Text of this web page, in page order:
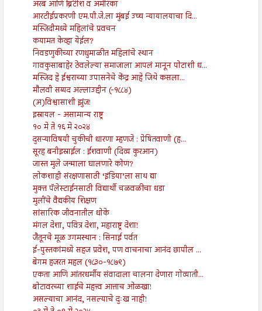
अरब आणि ब्रिटीश व अमेरिका
आरटीईप्रकरणी एम.पी.जे.ला मुंबई उच्च न्यायालयाचा दि...
मस्जिदीमध्ये महिलांचे प्रवचन
कयामत केव्हा येईल?
निवडणुकीच्या रणधुमाळीत महिलांचे स्थान
गावकुसाबाहेर ठेवलेल्या समाजाला आपलं मानून पोटाशी ध...
मस्जिद हे ईश्वराच्या उपासनेचे केंद्र आहे जिथे कसला...
मौलवी सय्यद अल्लाउद्दीन (-१८८४)
(अ)विश्वासाशी झुंज!
इस्रायल - असामान्य राष्ट्र
१० मे ते १६ मे २०२४
दुसऱ्याविषयी चुकीची धारणा म्हणजे : प्रेषितवाणी (ह...
सूरह बनीइस्राईल : ईशवाणी (दिव्य कुरआन)
जास्त मुले जन्माला घालणारे कोण?
लोकशाही संरक्षणासाठी ‘इंडिया’ला साथ द्या
मुक्त पॅलेस्टाईनसाठी विद्यार्थी चळवळीचा धडा
मुलींचे वैद्यकीय शिक्षण
सांसारिक जीवनातील धोके
मंगल देशा, पवित्र देशा, महाराष्ट्र देशा!
जैतूनचे मूळ उगमस्थान : सिनाई पर्वत
ई-पुस्तकांमध्ये सहज प्रवेश, पण वाचनाचा आनंद छापील ...
बेगम हजरत महल (१८३०-१८७९)
एकता आणि आंतरधर्मीय संवादाला चालना देणारा गोव्याती...
बोटावरच्या शाईचे महत्त्व आत्ताच ओळखा!
असल्याचा आनंद, नसल्याचे दुःख नाही!